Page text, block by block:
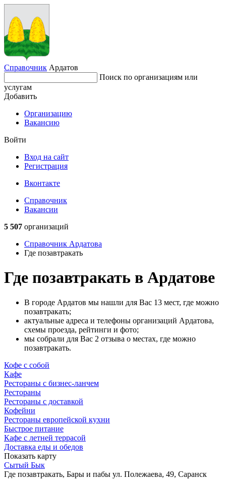
Справочник Ардатов
Поиск по организациям или
услугам
Добавить
Организацию
Вакансию
Войти
Вход на сайт
Регистрация
Вконтакте
Справочник
Вакансии
5 507 организаций
Справочник Ардатова
Где позавтракать
Где позавтракать в Ардатове
В городе Ардатов мы нашли для Вас 13 мест, где можно
позавтракать;
актуальные адреса и телефоны организаций Ардатова,
схемы проезда, рейтинги и фото;
мы собрали для Вас 2 отзыва о местах, где можно
позавтракать.
Кофе с собой
Кафе
Рестораны с бизнес-ланчем
Рестораны
Рестораны с доставкой
Кофейни
Рестораны европейской кухни
Быстрое питание
Кафе с летней террасой
Доставка еды и обедов
Показать карту
Сытый Бык
Где позавтракать, Бары и пабы ул. Полежаева, 49, Саранск